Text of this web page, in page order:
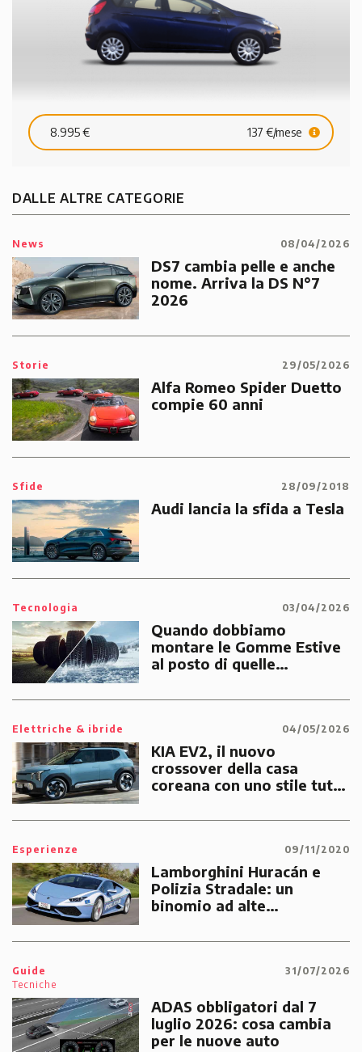
8.995 € 137 €/mese
DALLE ALTRE CATEGORIE
News 08/04/2026
DS7 cambia pelle e anche
nome. Arriva la DS N°7
2026
Storie 29/05/2026
Alfa Romeo Spider Duetto
compie 60 anni
Sfide 28/09/2018
Audi lancia la sfida a Tesla
Tecnologia 03/04/2026
Quando dobbiamo
montare le Gomme Estive
al posto di quelle
Elettriche & ibride 04/05/2026
KIA EV2, il nuovo
crossover della casa
coreana con uno stile tutto
Esperienze 09/11/2020
Lamborghini Huracán e
Polizia Stradale: un
binomio ad alte
emergenze dei cittadini
Guide
Tecniche
31/07/2026
ADAS obbligatori dal 7
luglio 2026: cosa cambia
per le nuove auto